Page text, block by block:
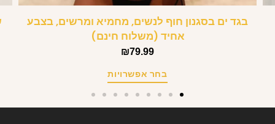
בגד ים בסגנון חוף לנשים, מחמיא ומרשים, בצבע
אחיד (משלוח חינם)
₪79.99
בחר אפשרויות